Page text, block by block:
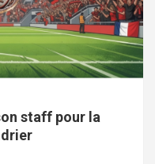
staff pour la